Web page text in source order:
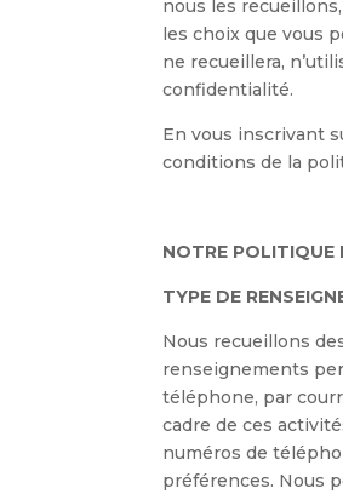
nous les
les choix que vous
ne recueillera,
confidentialité.
En vous inscrivant
conditions de la
NOTRE POLITIQUE
TYPE DE
Nous recueillons
renseignements
téléphone, par
cadre de ces
numéros de
préférences. Nous